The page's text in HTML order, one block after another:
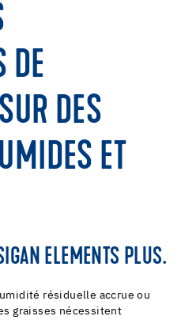
DE
DES
ET
ELEMENTS PLUS.
résiduelle accrue ou
graisses nécessitent